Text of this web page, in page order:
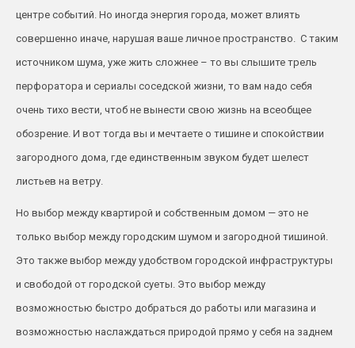
центре событий. Но иногда энергия города, может влиять
совершенно иначе, нарушая ваше личное пространство. С таким
источником шума, уже жить сложнее – то вы слышите трель
перфоратора и сериалы соседской жизни, то вам надо себя
очень тихо вести, чтоб не вынести свою жизнь на всеобщее
обозрение. И вот тогда вы и мечтаете о тишине и спокойствии
загородного дома, где единственным звуком будет шелест
листьев на ветру.
Но выбор между квартирой и собственным домом — это не
только выбор между городским шумом и загородной тишиной.
Это также выбор между удобством городской инфраструктуры
и свободой от городской суеты. Это выбор между
возможностью быстро добраться до работы или магазина и
возможностью наслаждаться природой прямо у себя на заднем